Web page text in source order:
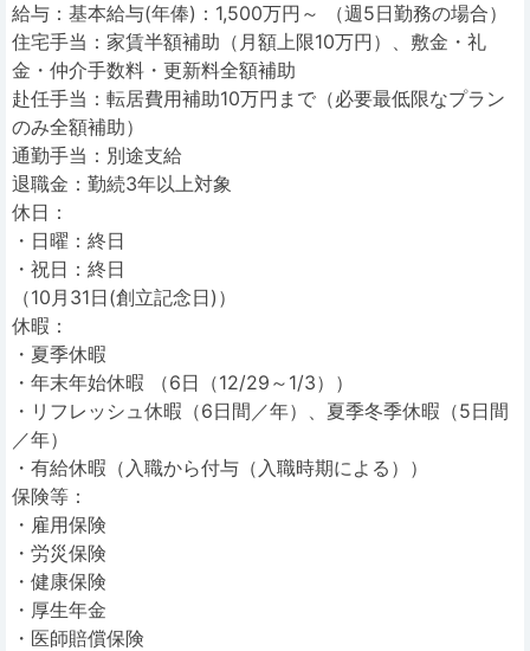
給与：基本給与(年俸)：1,500万円～ （週5日勤務の場合）
住宅手当：家賃半額補助（月額上限10万円）、敷金・礼
金・仲介手数料・更新料全額補助
赴任手当：転居費用補助10万円まで（必要最低限なプラン
のみ全額補助）
通勤手当：別途支給
退職金：勤続3年以上対象
休日：
・日曜：終日
・祝日：終日
（10月31日(創立記念日)）
休暇：
・夏季休暇
・年末年始休暇 （6日（12/29～1/3））
・リフレッシュ休暇（6日間／年）、夏季冬季休暇（5日間
／年）
・有給休暇（入職から付与（入職時期による））
保険等：
・雇用保険
・労災保険
・健康保険
・厚生年金
・医師賠償保険